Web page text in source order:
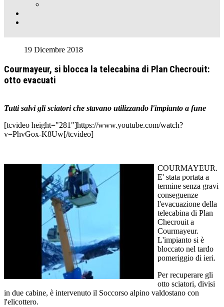
19 Dicembre 2018
Courmayeur, si blocca la telecabina di Plan Checrouit:
otto evacuati
Tutti salvi gli sciatori che stavano utilizzando l'impianto a fune
[tcvideo height="281"]https://www.youtube.com/watch?
v=PhvGox-K8Uw[/tcvideo]
COURMAYEUR.
E' stata portata a
termine senza gravi
conseguenze
l'evacuazione della
telecabina di Plan
Checrouit a
Courmayeur.
L'impianto si è
bloccato nel tardo
pomeriggio di ieri.
Per recuperare gli
otto sciatori, divisi
in due cabine, è intervenuto il Soccorso alpino valdostano con
l'elicottero.